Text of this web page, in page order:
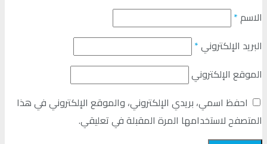
الاسم*
البريد الإلكتروني*
الموقع الإلكتروني
احفظ اسمي، بريدي الإلكتروني، والموقع الإلكتروني في هذا
المتصفح لاستخدامها المرة المقبلة في تعليقي.